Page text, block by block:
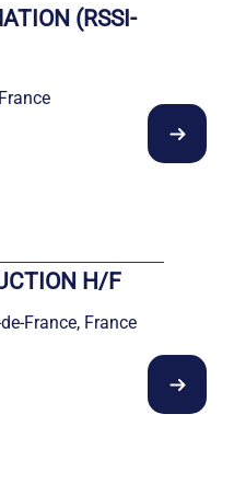
(RSSI-
H/F
France, France